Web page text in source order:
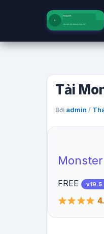
dung
Tải
Bởi admin /
FREE